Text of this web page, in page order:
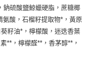
鈉硫酸鹽鯨蠟硬脂，蔗糖椰
酸，石榴籽提取物*，黃原
籽油*，檸檬酸，迷迭香葉
**，檸檬醛**，香茅醇**，